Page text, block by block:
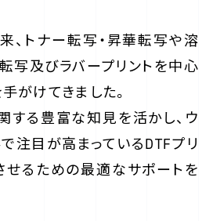
、トナー転写・昇華転写や溶
写及びラバープリントを中心
がけてきました。
する豊富な知見を活かし、ウ
注目が高まっているDTFプリ
せるための最適なサポートを